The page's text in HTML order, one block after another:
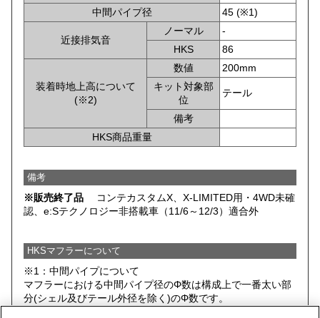
中間パイプ径
45 (※1)
近接排気音
ノーマル
-
HKS
86
装着時地上高について
(※2)
数値
200mm
キット対象部
位
テール
備考
HKS商品重量
備考
※販売終了品 コンテカスタムX、X-LIMITED用・4WD未確
認、e:Sテクノロジー非搭載車（11/6～12/3）適合外
HKSマフラーについて
※1：中間パイプについて
マフラーにおける中間パイプ径のΦ数は構成上で一番太い部
分(シェル及びテール外径を除く)のΦ数です。